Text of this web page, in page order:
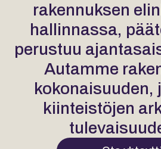
rakennuksen
hallinnassa,
perustuu
Autamme
kokonaisuuden,
kiinteistöjen